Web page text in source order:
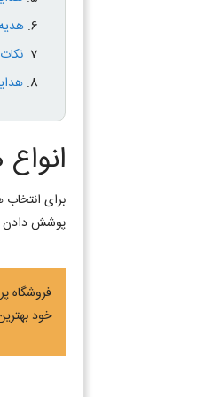
برای
پوشش دادن
فروشگاه
خود